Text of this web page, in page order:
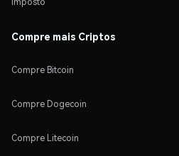
Compre mais Criptos
Compre Bitcoin
Compre Dogecoin
Compre Litecoin